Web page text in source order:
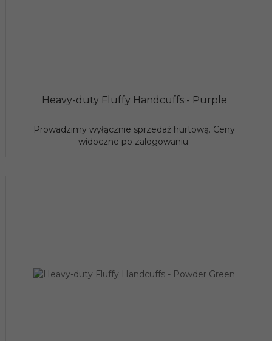
Heavy-duty Fluffy Handcuffs - Purple
Prowadzimy wyłącznie sprzedaż hurtową. Ceny
widoczne po zalogowaniu.